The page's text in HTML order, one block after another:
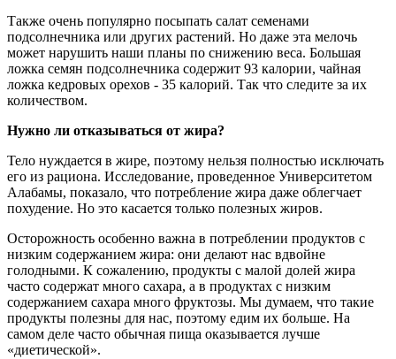
Также очень популярно посыпать салат семенами
подсолнечника или других растений. Но даже эта мелочь
может нарушить наши планы по снижению веса. Большая
ложка семян подсолнечника содержит 93 калории, чайная
ложка кедровых орехов - 35 калорий. Так что следите за их
количеством.
Нужно ли отказываться от жира?
Тело нуждается в жире, поэтому нельзя полностью исключать
его из рациона. Исследование, проведенное Университетом
Алабамы, показало, что потребление жира даже облегчает
похудение. Но это касается только полезных жиров.
Осторожность особенно важна в потреблении продуктов с
низким содержанием жира: они делают нас вдвойне
голодными. К сожалению, продукты с малой долей жира
часто содержат много сахара, а в продуктах с низким
содержанием сахара много фруктозы. Мы думаем, что такие
продукты полезны для нас, поэтому едим их больше. На
самом деле часто обычная пища оказывается лучше
«диетической».